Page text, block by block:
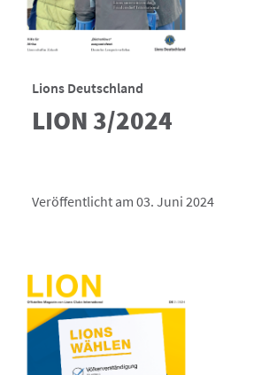
Lions Deutschland
LION 3/2024
Veröffentlicht am 03. Juni 2024